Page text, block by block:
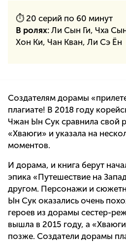
⏱ 20 серий по 60 минут
В ролях: Ли Сын Ги, Чха
Хон Ки, Чан Кван, Ли Сэ Ён
Создателям дорамы
плагиате! В 2018 году
Чжан Ын Сук сравнила свой
«Хваюги» и указала на
моментов.
И дорама, и книга берут
эпика «Путешествие на
другом. Персонажи и
Ын Сук оказались очень
героев из дорамы сестер-
вышла в 2015 году, а
позже. Создатели дорамы